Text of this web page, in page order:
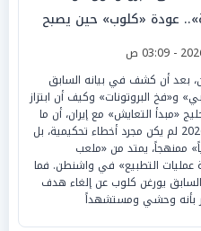
عودة «كلوب» حين يصبح
بعد أن كشف في بيانه السابق
و«فخ البروتونات» وكيف أن ابتزاز
«مبدأ التعايش» مع إيران، أن ما
حدث في مونديال 2026 لم يكن مجرد أخطاء تحكيمية، بل
ممنهجاً، يمتد من «ملعب
عمليات التطبيع» في واشنطن. فما
يورغن كلوب عن إلغاء هدف
بأنه وحشي ومستشهداً